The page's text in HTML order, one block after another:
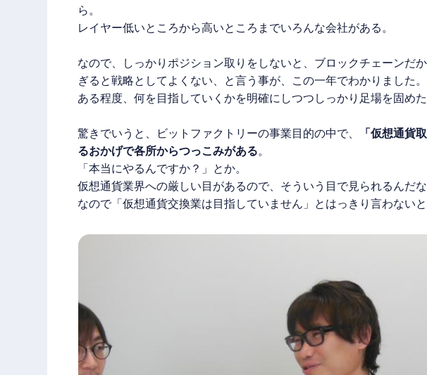
ら。
レイヤー低いところから高いところまでいろんな会社がある。
なので、しっかりポジション取りをしないと、ブロックチェーンだ
ぎると戦略としてよくない、と言う事が、この一年でわかりました。
ある程度、何を目指していくかを明確にしつつしっかり足場を固めた
驚きでいうと、ビットファクトリーの事業目的の中で、
「仮想通貨
るおかげで各所からつっこみがある。
「本当にやるんですか？」とか。
仮想通貨業界への厳しい目があるので、そういう目で見られるんだな
なので「仮想通貨交換業は目指していません」とはっきり言わない